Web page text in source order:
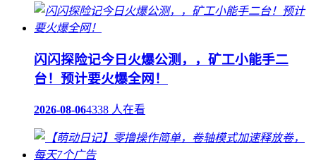
闪闪探险记今日火爆公测，，矿工小能手二
台！预计要火爆全网！
2026-08-064338 人在看